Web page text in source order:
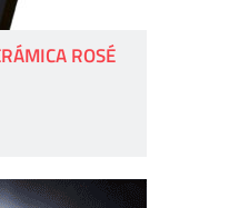
ROSÉ